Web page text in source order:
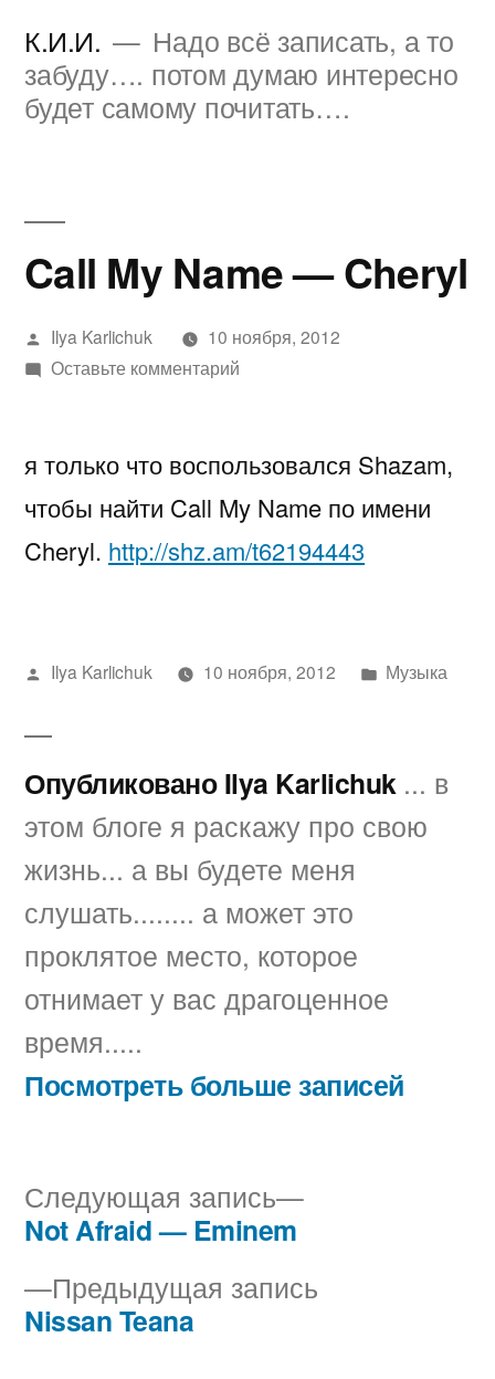
содержимому
К.И.И.
Надо всё записать, а то
забуду…. потом думаю интересно
будет самому почитать….
Call My Name — Cheryl
Написано
автором
Ilya Karlichuk
10 ноября, 2012
Оставьте комментарийк
Name
Cheryl
я только что воспользовался Shazam,
чтобы найти Call My Name по имени
Cheryl. http://shz.am/t62194443
Написано
Ilya Karlichuk 10 ноября, 2012
Написано
Музыка
Опубликовано Ilya Karlichuk ... в
этом блоге я раскажу про свою
жизнь... а вы будете меня
слушать........ а может это
проклятое место, которое
отнимает у вас драгоценное
время.....
Посмотреть больше записей
Навигация
по
записям
Предыдущая запись
Nissan Teana
Следующая запись
Следующая
Not Afraid — Eminem